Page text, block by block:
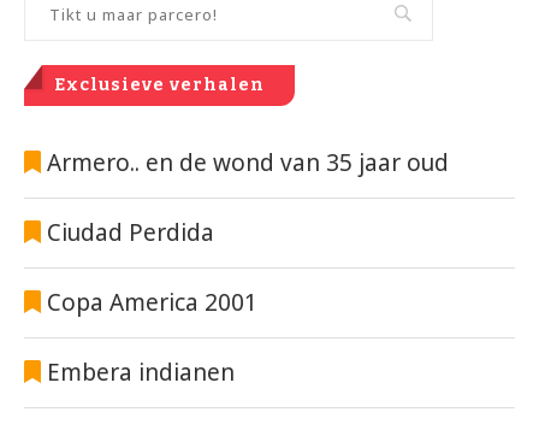
Exclusieve verhalen
Armero.. en de wond van 35 jaar oud
Ciudad Perdida
Copa America 2001
Embera indianen